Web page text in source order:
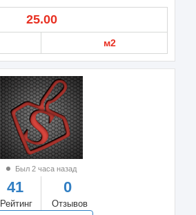
25.00
м2
Был 2 часа назад
41
Рейтинг
0
Отзывов